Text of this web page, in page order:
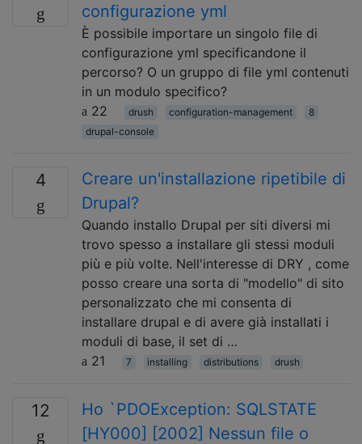
configurazione yml
È possibile importare un singolo file di
configurazione yml specificandone il
percorso? O un gruppo di file yml contenuti
in un modulo specifico?
22
drush configuration-management
8
drupal-console
4
Creare un'installazione ripetibile di
Drupal?
Quando installo Drupal per siti diversi mi
trovo spesso a installare gli stessi moduli
più e più volte. Nell'interesse di DRY , come
posso creare una sorta di "modello" di sito
personalizzato che mi consenta di
installare drupal e di avere già installati i
moduli di base, il set di …
21
7 installing distributions drush
12
Ho `PDOException: SQLSTATE
[HY000] [2002] Nessun file o